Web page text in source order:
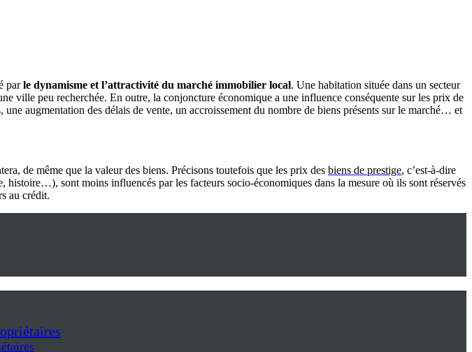
parle dynamisme et l’attractivité du marché immobilier local. Une habitation située dans un secteur
ville peu recherchée. En outre, la conjoncture économique a une influence conséquente sur les prix de
augmentation des délais de vente, un accroissement du nombre de biens présents sur le marché… et
de même que la valeur des biens. Précisons toutefois que les prix des biens de prestige, c’est-à-dire
sont moins influencés par les facteurs socio-économiques dans la mesure où ils sont réservés
au crédit.